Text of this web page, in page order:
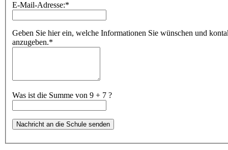
E-Mail-Adresse:*
Geben Sie hier ein, welche Informationen Sie wünschen und
anzugeben.*
Was ist die Summe von 9 + 7 ?